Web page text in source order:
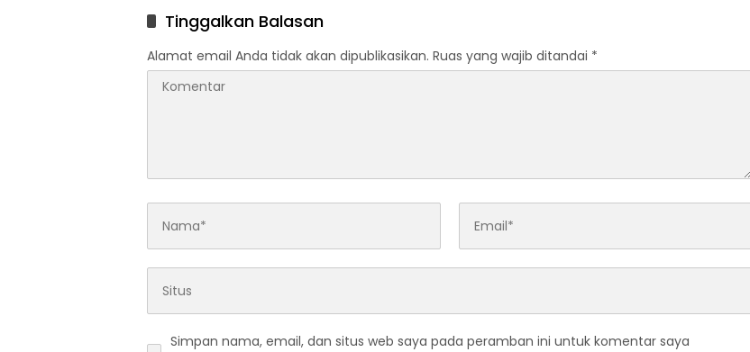
Tinggalkan Balasan
Alamat email Anda tidak akan dipublikasikan. Ruas yang wajib ditandai *
Simpan nama, email, dan situs web saya pada peramban ini untuk komentar saya